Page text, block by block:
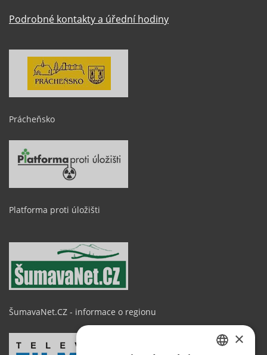
Podrobné kontakty a úřední hodiny
Prácheňsko
Platforma proti úložišti
ŠumavaNet.CZ - informace o regionu
×